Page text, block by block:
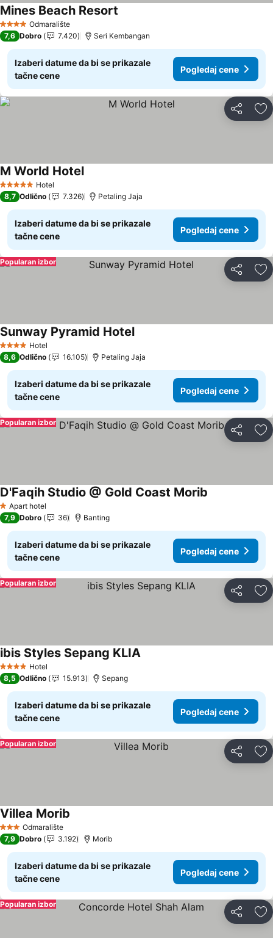
4 ZvezdiceOdmaralište
Mines Beach Resort
7,6 Dobro 7.420 Seri Kembangan
Izaberi datume da bi se prikazale
tačne cene
Pogledaj cene
Deli
5 ZvezdiceHotel
M World HotelPogledaj cene
8,7 Odlično 7.326 Petaling Jaja
Izaberi datume da bi se prikazale
tačne cene
Pogledaj cene
Deli
Popularan izbor
4 ZvezdiceHotel
Sunway Pyramid HotelPogledaj cene
8,6 Odlično 16.105 Petaling Jaja
Izaberi datume da bi se prikazale
tačne cene
Pogledaj cene
Deli
Popularan izbor
1 Zvezdice
Apart hotel
D'Faqih Studio @ Gold Coast Morib
7,9 Dobro 36 Banting
Izaberi datume da bi se prikazale
tačne cene
Pogledaj cene
Deli
Popularan izbor
4 ZvezdiceHotel
ibis Styles Sepang KLIAPogledaj cene
8,5 Odlično 15.913 Sepang
Izaberi datume da bi se prikazale
tačne cene
Pogledaj cene
Deli
Popularan izbor
3 ZvezdiceOdmaralište
Villea Morib
7,9 Dobro 3.192 Morib
Izaberi datume da bi se prikazale
tačne cene
Pogledaj cene
Deli
Popularan izbor